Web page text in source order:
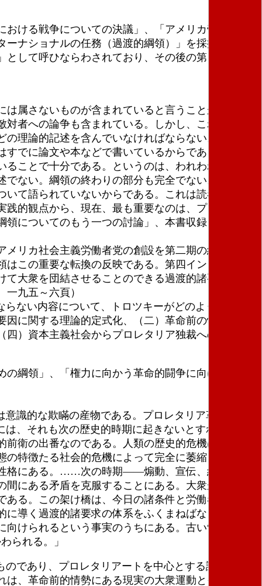
ける戦争についての決議」、「アメリカ帝国主義
ナショナルの任務（過渡的綱領）」を採択した。
して呼ひならわされており、その後の第四インタ
属さないものが含まれていると言うことができ
者への論争も含まれている。しかし、これは完全
理論的記述を含んでいなければならない。この草
でに論文や本などで書いているからである。われ
ことで十分である。というのは、われわれはみな
ない。綱領の終わりの部分も完全でない。なぜな
て語られていないからである。これは読者を戸口
的観点から、現在、最も重要なのは、プロレタリ
についてのもう一つの討論」、本書収録）
リカ社会主義労働者党の創設を第二期の終了とし
この重要な転換の反映である。第四インターナシ
大衆を団結させることのできる過渡的諸要求の体
九五～六頁）
ない内容について、トロツキーがどのように考え
に関する理論的定式化、（二）革命前の情勢から
）資本主義社会からプロレタリア独裁への移行、
綱領」、「権力に向かう革命的闘争に向けて大衆
識的な欺瞞の産物である。プロレタリア革命のた
、それも次の歴史的時期に起きないとすれは、人
衛の出番なのである。人類の歴史的危機は革命的
特徴たる社会的危機によって完全に萎縮させられ
格にある。……次の時期――煽動、宣伝、組織の革
にある矛盾を克服することにある。大衆が日常の
る。この架け橋は、今日の諸条件と労働者階級の
導く過渡的諸要求の体系をふくまねばならない。
けられるという事実のうちにある。古い“最小
られる。」
であり、プロレタリアートを中心とする諸大衆を
、革命前的情勢にある現実の大衆運動とその経験